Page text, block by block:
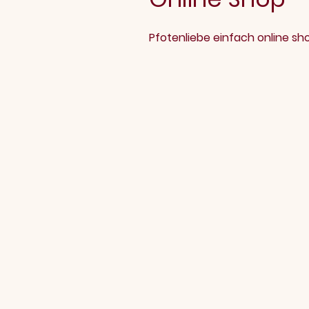
Pfotenliebe einfach online